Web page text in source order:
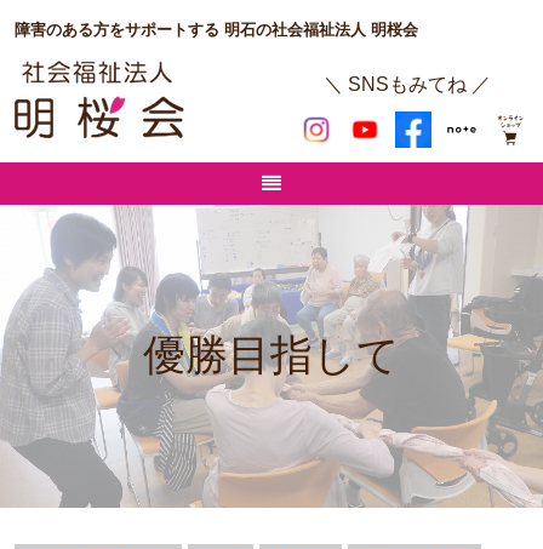
障害のある方をサポートする 明石の社会福祉法人 明桜会
＼ SNSもみてね ／
優勝目指して